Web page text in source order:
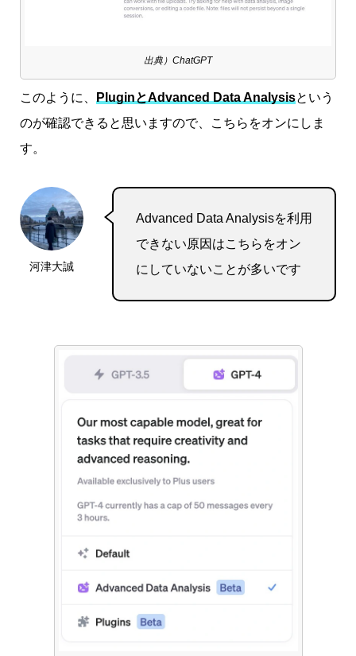
出典）ChatGPT
このように、 PluginとAdvanced Data Analysisという
のが確認できると思いますので、こちらをオンにしま
す。
河津大誠
Advanced Data Analysisを利用
できない原因はこちらをオン
にしていないことが多いです